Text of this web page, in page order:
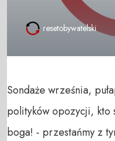
resetobywatelski
Sondaże września,
polityków opozycji, kto
boga! - przestańmy z